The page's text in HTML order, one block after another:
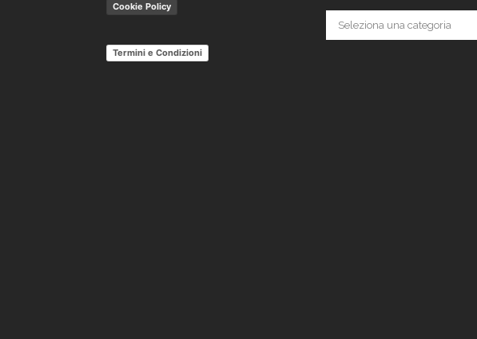
Cookie Policy
Termini e Condizioni
Categorie